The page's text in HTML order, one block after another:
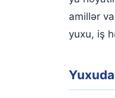
amillər
yuxu, iş